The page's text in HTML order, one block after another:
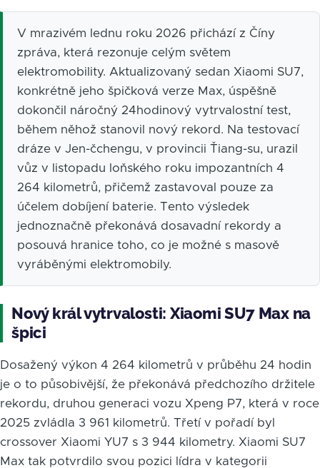
V mrazivém lednu roku 2026 přichází z Číny
zpráva, která rezonuje celým světem
elektromobility. Aktualizovaný sedan Xiaomi SU7,
konkrétně jeho špičková verze Max, úspěšně
dokončil náročný 24hodinový vytrvalostní test,
během něhož stanovil nový rekord. Na testovací
dráze v Jen-čchengu, v provincii Ťiang-su, urazil
vůz v listopadu loňského roku impozantních 4
264 kilometrů, přičemž zastavoval pouze za
účelem dobíjení baterie. Tento výsledek
jednoznačně překonává dosavadní rekordy a
posouvá hranice toho, co je možné s masově
vyráběnými elektromobily.
Nový král vytrvalosti: Xiaomi SU7 Max na
špici
Dosažený výkon 4 264 kilometrů v průběhu 24 hodin
je o to působivější, že překonává předchozího držitele
rekordu, druhou generaci vozu Xpeng P7, která v roce
2025 zvládla 3 961 kilometrů. Třetí v pořadí byl
crossover Xiaomi YU7 s 3 944 kilometry. Xiaomi SU7
Max tak potvrdilo svou pozici lídra v kategorii